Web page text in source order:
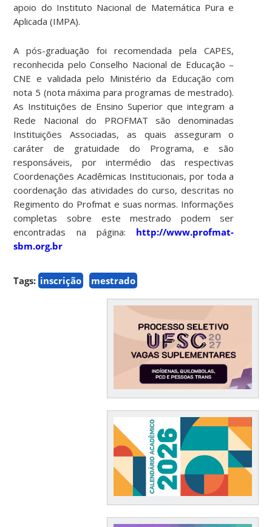
apoio do Instituto Nacional de Matemática Pura e
Aplicada (IMPA).
A pós-graduação foi recomendada pela CAPES,
reconhecida pelo Conselho Nacional de Educação –
CNE e validada pelo Ministério da Educação com
nota 5 (nota máxima para programas de mestrado).
As Instituições de Ensino Superior que integram a
Rede Nacional do PROFMAT são denominadas
Instituições Associadas, as quais asseguram o
caráter de gratuidade do Programa, e são
responsáveis, por intermédio das respectivas
Coordenações Acadêmicas Institucionais, por toda a
coordenação das atividades do curso, descritas no
Regimento do Profmat e suas normas. Informações
completas sobre este mestrado podem ser
encontradas na página: http://www.profmat-
sbm.org.br
Tags: inscrição mestrado